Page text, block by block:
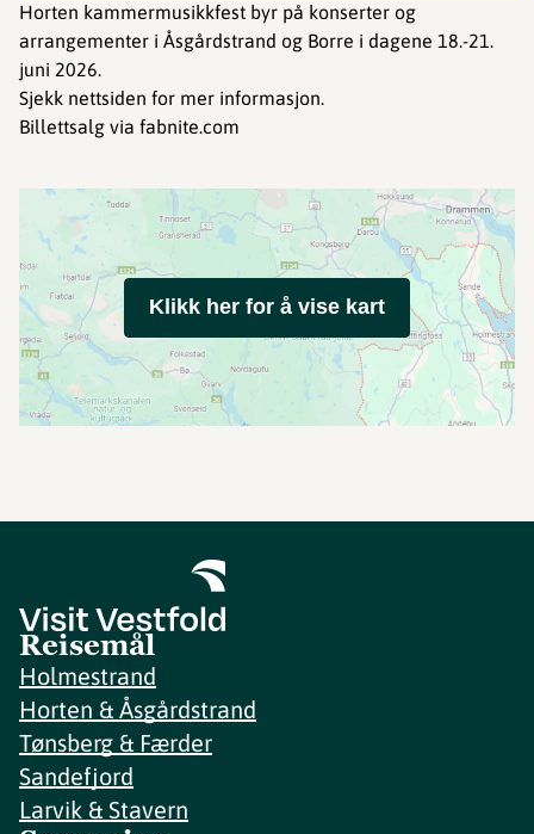
Horten kammermusikkfest byr på konserter og
arrangementer i Åsgårdstrand og Borre i dagene 18.-21.
juni 2026.
Sjekk nettsiden for mer informasjon.
Billettsalg via fabnite.com
Klikk her for å vise kart
Reisemål
Holmestrand
Horten & Åsgårdstrand
Tønsberg & Færder
Sandefjord
Larvik & Stavern